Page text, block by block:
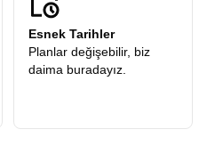
Esnek Tarihler
Planlar değişebilir, biz
daima buradayız.